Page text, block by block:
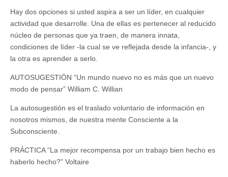
Hay dos opciones si usted aspira a ser un líder, en cualquier
actividad que desarrolle. Una de ellas es pertenecer al reducido
núcleo de personas que ya traen, de manera innata,
condiciones de líder -la cual se ve reflejada desde la infancia-, y
la otra es aprender a serlo.
AUTOSUGESTIÓN “Un mundo nuevo no es más que un nuevo
modo de pensar” William C. Willian
La autosugestión es el traslado voluntario de información en
nosotros mismos, de nuestra mente Consciente a la
Subconsciente.
PRÁCTICA “La mejor recompensa por un trabajo bien hecho es
haberlo hecho?” Voltaire